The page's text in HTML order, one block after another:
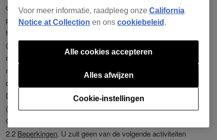
deze Overeenkomst, verleent AlphaTheta U een beperkte,
persoonlijke, niet-exclusieve, niet-overdraagbare licentie (zonder
het recht op sublicentie):
(a) Om het Programma te installeren op Uw computer en/of
mobiele apparaat en om toegang te krijgen tot en gebruik te
maken van het Programma alleen voor Uw persoonlijke
doeleinden in overeenstemming met deze Overeenkomst en de
Documentatie (“
Toegestaan Gebruik”); en
(b) Om de Documentatie te gebruiken in verband met elk
Geautoriseerd Gebruik.
2.2 Beperkingen. U zult geen van de volgende activiteiten
Voor meer informatie, raadpleeg onze California
Notice at Collection en ons cookiebeleid .
Cookie-instellingen
Alles afwijzen
Alle cookies accepteren